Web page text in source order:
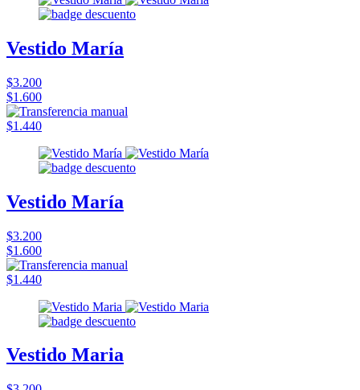
Vestido María
$3.200
$1.600
$1.440
Vestido María
$3.200
$1.600
$1.440
Vestido Maria